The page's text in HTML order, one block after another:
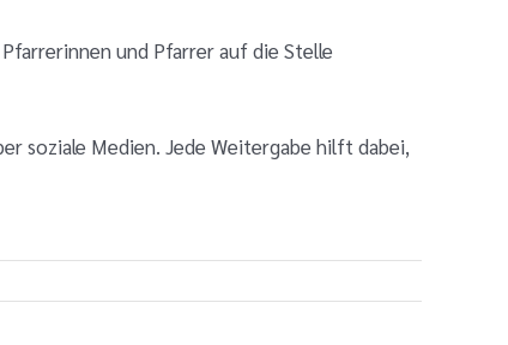
und Pfarrer auf die Stelle
soziale Medien. Jede Weitergabe hilft dabei,